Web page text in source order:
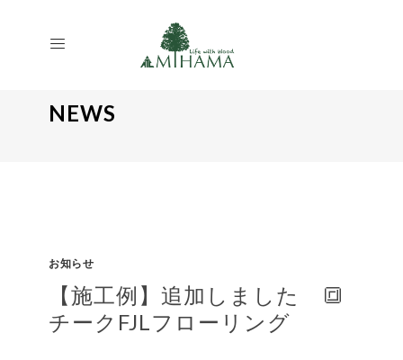
NEWS
お知らせ
【施工例】追加しました 🔳
チークFJLフローリング